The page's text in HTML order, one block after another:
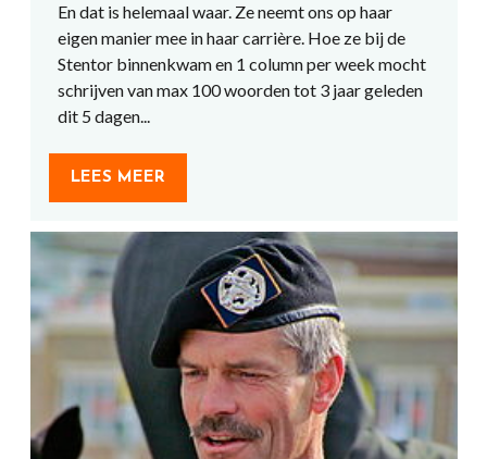
En dat is helemaal waar. Ze neemt ons op haar
eigen manier mee in haar carrière. Hoe ze bij de
Stentor binnenkwam en 1 column per week mocht
schrijven van max 100 woorden tot 3 jaar geleden
dit 5 dagen...
LEES MEER